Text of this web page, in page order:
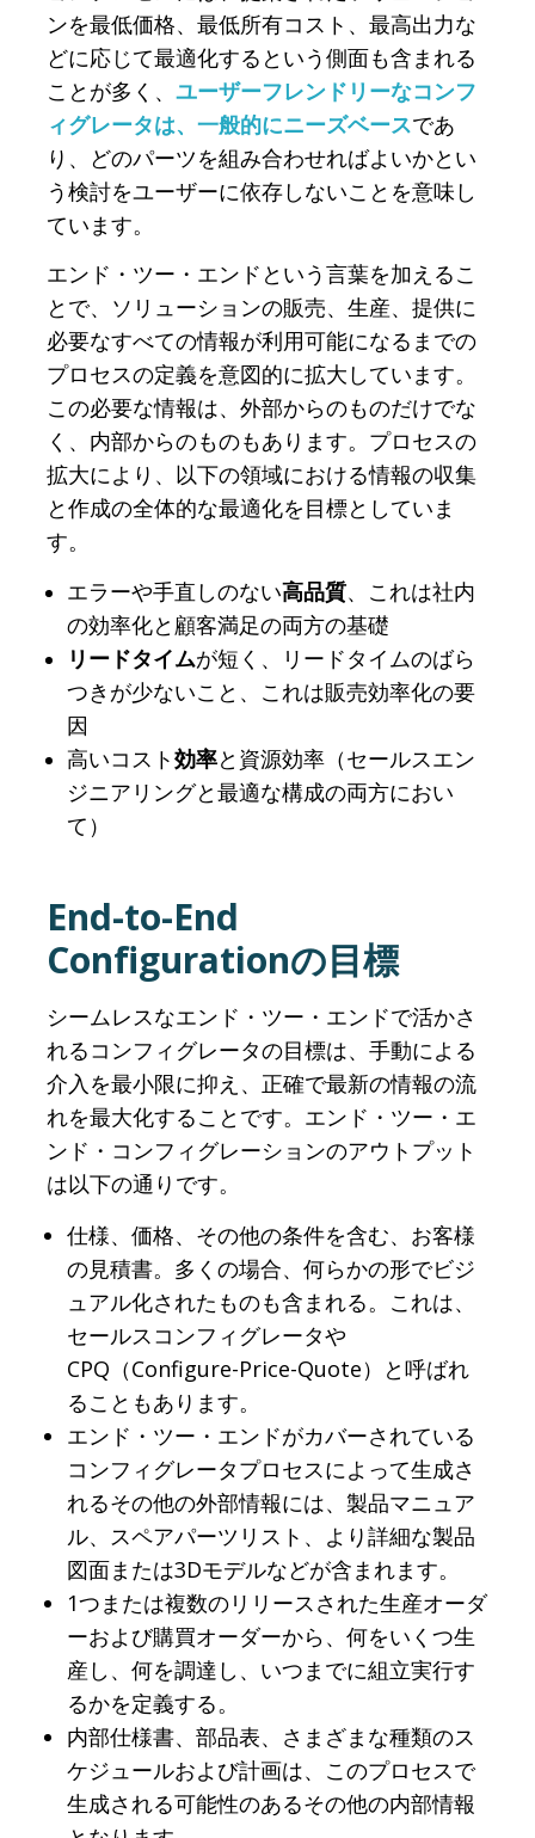
ンを最低価格、最低所有コスト、最高出力な
どに応じて最適化するという側面も含まれる
ことが多く、 ユーザーフレンドリーなコンフ
ィグレータは、一般的にニーズベースであ
り、どのパーツを組み合わせればよいかとい
う検討をユーザーに依存しないことを意味し
ています。
エンド・ツー・エンドという言葉を加えるこ
とで、ソリューションの販売、生産、提供に
必要なすべての情報が利用可能になるまでの
プロセスの定義を意図的に拡大しています。
この必要な情報は、外部からのものだけでな
く、内部からのものもあります。プロセスの
拡大により、以下の領域における情報の収集
と作成の全体的な最適化を目標としていま
す。
エラーや手直しのない高品質、これは社内
の効率化と顧客満足の両方の基礎
リードタイムが短く、リードタイムのばら
つきが少ないこと、これは販売効率化の要
因
高いコスト効率と資源効率（セールスエン
ジニアリングと最適な構成の両方におい
て）
End-to-End
Configurationの目標
シームレスなエンド・ツー・エンドで活かさ
れるコンフィグレータの目標は、手動による
介入を最小限に抑え、正確で最新の情報の流
れを最大化することです。エンド・ツー・エ
ンド・コンフィグレーションのアウトプット
は以下の通りです。
仕様、価格、その他の条件を含む、お客様
の見積書。多くの場合、何らかの形でビジ
ュアル化されたものも含まれる。これは、
セールスコンフィグレータや
CPQ（Configure-Price-Quote）と呼ばれ
ることもあります。
エンド・ツー・エンドがカバーされている
コンフィグレータプロセスによって生成さ
れるその他の外部情報には、製品マニュア
ル、スペアパーツリスト、より詳細な製品
図面または3Dモデルなどが含まれます。
1つまたは複数のリリースされた生産オーダ
ーおよび購買オーダーから、何をいくつ生
産し、何を調達し、いつまでに組立実行す
るかを定義する。
内部仕様書、部品表、さまざまな種類のス
ケジュールおよび計画は、このプロセスで
生成される可能性のあるその他の内部情報